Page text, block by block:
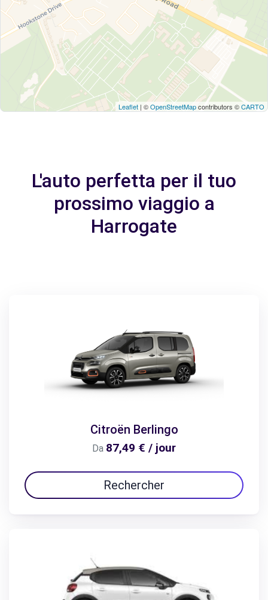
Leaflet | ©OpenStreetMapcontributors ©CARTO
L'auto perfetta per il tuo
prossimo viaggio a
Harrogate
Citroën Berlingo
Da 87,49 € / jour
Rechercher